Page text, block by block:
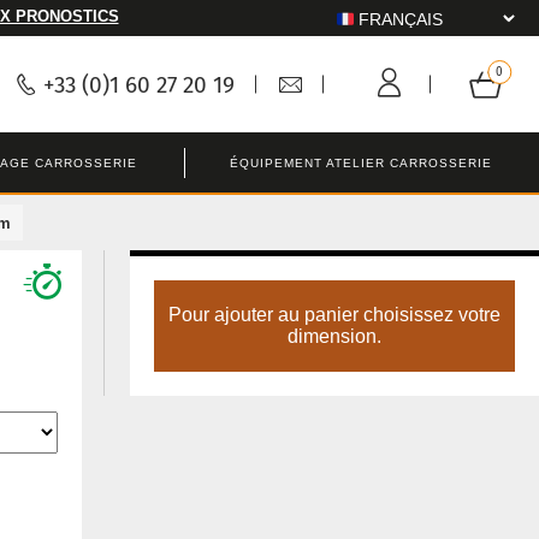
PRONOSTICS
+33 (0)1 60 27 20 19
CARROSSERIE ÉQUIPEMENT ATELIER CARROSSERIE
Pour ajouter au panier choisissez votre
dimension.